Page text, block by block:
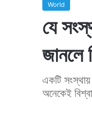
World
যে
জানলে
একটি
অনেকেই